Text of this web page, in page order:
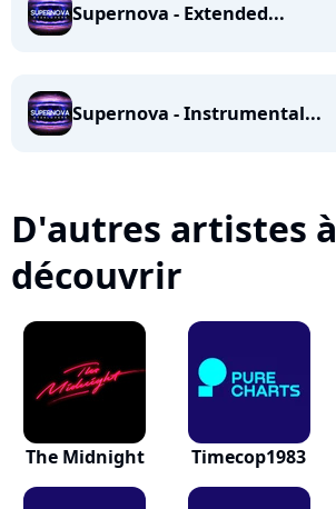
Supernova - Extended...
Supernova - Instrumental...
D'autres artistes à
découvrir
The Midnight Timecop1983